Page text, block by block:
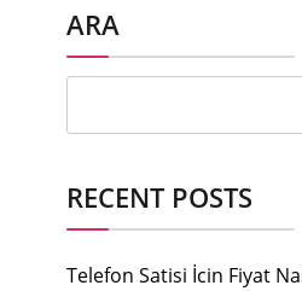
ARA
RECENT POSTS
Telefon Satisi İcin Fiyat